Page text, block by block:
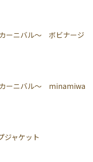
ーニバル～ ボビナージ
カーニバル～ minamiwa
ジャケット